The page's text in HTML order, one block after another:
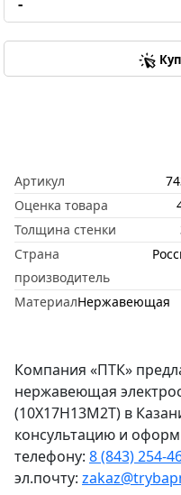
Артикул
Оценка товара
Толщина стенки
Страна
производитель
МатериалНержавеющая
Компания «ПТК»
нержавеющая
(10Х17Н13М2Т) в
консультацию и
телефону: 8 (843) 254-
эл.почту: